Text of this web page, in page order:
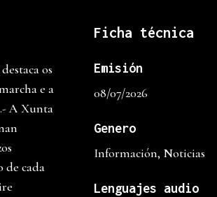
os
e a
.- A Xunta
de cada
Ficha técnica
Emisión
08/07/2026
Genero
Información, Noticias
Lenguajes audio